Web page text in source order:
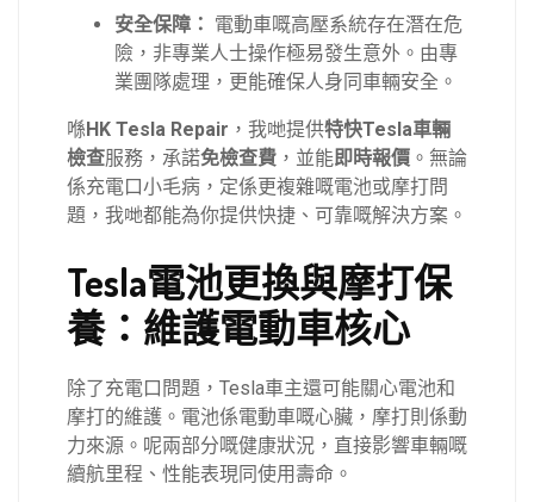
安全保障： 電動車嘅高壓系統存在潛在危
險，非專業人士操作極易發生意外。由專
業團隊處理，更能確保人身同車輛安全。
喺 HK Tesla Repair ，我哋提供特快Tesla車輛
檢查服務，承諾免檢查費 ，並能即時報價 。無論
係充電口小毛病，定係更複雜嘅電池或摩打問
題，我哋都能為你提供快捷、可靠嘅解決方案。
Tesla電池更換與摩打保
養：維護電動車核心
除了充電口問題，Tesla車主還可能關心電池和
摩打的維護。電池係電動車嘅心臟，摩打則係動
力來源。呢兩部分嘅健康狀況，直接影響車輛嘅
續航里程、性能表現同使用壽命。